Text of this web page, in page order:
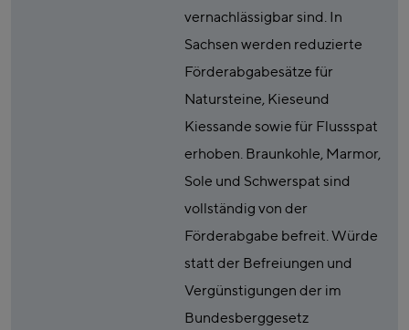
vernachlässigbar sind. In
Sachsen werden reduzierte
Förderabgabesätze für
Natursteine, Kieseund
Kiessande sowie für Flussspat
erhoben. Braunkohle, Marmor,
Sole und Schwerspat sind
vollständig von der
Förderabgabe befreit. Würde
statt der Befreiungen und
Vergünstigungen der im
Bundesberggesetz